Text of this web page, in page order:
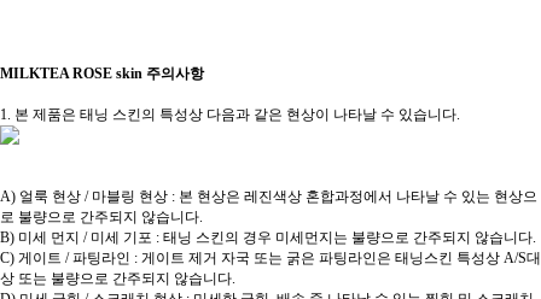
MILKTEA ROSE skin 주의사항
1. 본 제품은 태닝 스킨의 특성상 다음과 같은 현상이 나타날 수 있습니다.
A) 얼룩 현상 / 마블링 현상 : 본 현상은 레진색상 혼합과정에서 나타날 수 있는 현상으
로 불량으로 간주되지 않습니다.
B) 미세 먼지 / 미세 기포 : 태닝 스킨의 경우 미세먼지는 불량으로 간주되지 않습니다.
C) 게이트 / 파팅라인 : 게이트 제거 자국 또는 굵은 파팅라인은 태닝스킨 특성상 A/S대
상 또는 불량으로 간주되지 않습니다.